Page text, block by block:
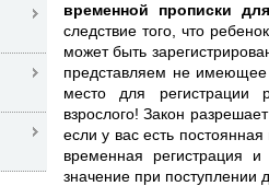
временной прописки
следствие того, что
может быть
представляем не
место для регистрации
взрослого! Закон
если у вас есть
временная регистрация
значение при поступлении